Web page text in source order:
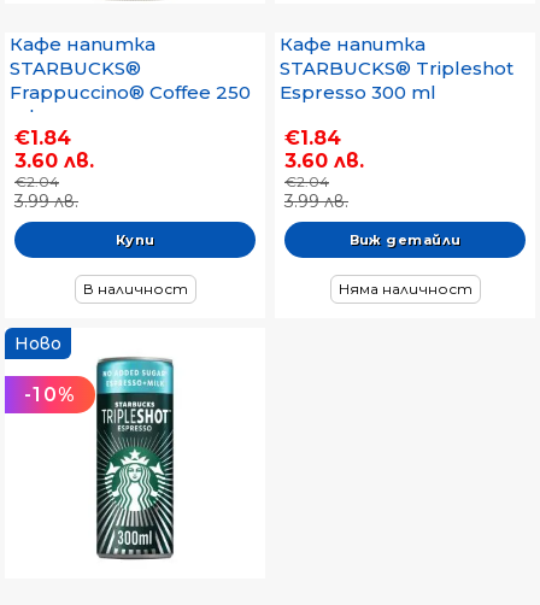
Кафе напитка
STARBUCKS®
Frappuccino® Coffee 250
ml
€1.84
3.60 лв.
€2.04
3.99 лв.
В наличност
Кафе напитка
STARBUCKS® Tripleshot
Espresso 300 ml
€1.84
3.60 лв.
€2.04
3.99 лв.
Виж детайли
Няма наличност
-10%
Ново